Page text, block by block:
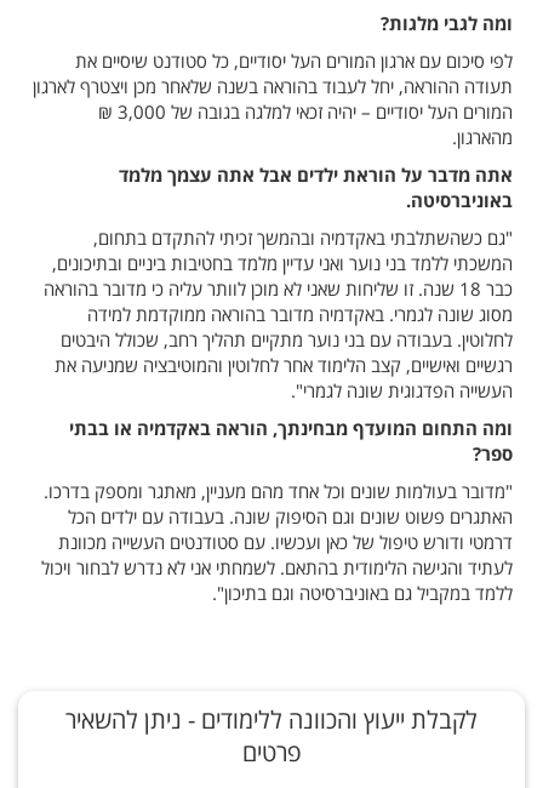
ומה לגבי מלגות?
לפי סיכום עם ארגון המורים העל יסודיים, כל סטודנט שיסיים את
תעודה ההוראה, יחל לעבוד בהוראה בשנה שלאחר מכן ויצטרף לארגון
המורים העל יסודיים – יהיה זכאי למלגה בגובה של 3,000 ₪
מהארגון.
אתה מדבר על הוראת ילדים אבל אתה עצמך מלמד
באוניברסיטה.
"גם כשהשתלבתי באקדמיה ובהמשך זכיתי להתקדם בתחום,
המשכתי ללמד בני נוער ואני עדיין מלמד בחטיבות ביניים ובתיכונים,
כבר 18 שנה. זו שליחות שאני לא מוכן לוותר עליה כי מדובר בהוראה
מסוג שונה לגמרי. באקדמיה מדובר בהוראה ממוקדמת למידה
לחלוטין. בעבודה עם בני נוער מתקיים תהליך רחב, שכולל היבטים
רגשיים ואישיים, קצב הלימוד אחר לחלוטין והמוטיבציה שמניעה את
העשייה הפדגוגית שונה לגמרי".
ומה התחום המועדף מבחינתך, הוראה באקדמיה או בבתי
ספר?
"מדובר בעולמות שונים וכל אחד מהם מעניין, מאתגר ומספק בדרכו.
האתגרים פשוט שונים וגם הסיפוק שונה. בעבודה עם ילדים הכל
דרמטי ודורש טיפול של כאן ועכשיו. עם סטודנטים העשייה מכוונת
לעתיד והגישה הלימודית בהתאם. לשמחתי אני לא נדרש לבחור ויכול
ללמד במקביל גם באוניברסיטה וגם בתיכון".
לקבלת ייעוץ והכוונה ללימודים - ניתן להשאיר
פרטים